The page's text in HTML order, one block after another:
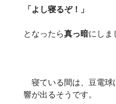
「よし寝るぞ！」
となったら真っ暗にしま
寝ている間は、豆電球
響が出るそうです。